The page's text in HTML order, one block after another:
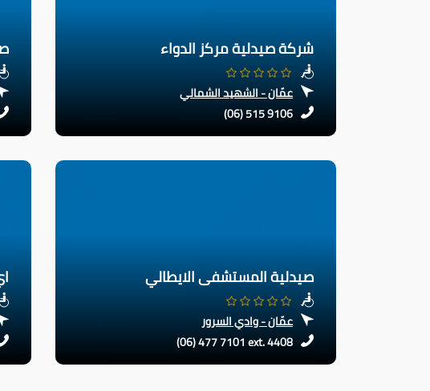
شركة صيدلية مركز الدواء
عمّان - الشهيد الشمالي
(06) 515 9106
صيدلية المستشفى الايطالي
عمّان - وادي السرور
(06) 477 7101 ext. 4408